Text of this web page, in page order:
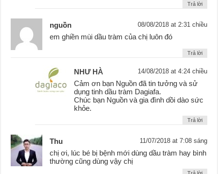
Trả lời
nguồn 08/08/2018 at 2:31 chiều
em ghiền mùi dầu tràm của chị luôn đó
Trả lời
NHƯ HÀ 14/08/2018 at 4:24 chiều
Cảm ơn bạn Nguồn đã tin tưởng và sử
dụng tinh dầu tràm Dagiafa.
Chúc bạn Nguồn và gia đình dồi dào sức
khỏe.
Trả lời
Thu 11/07/2018 at 7:08 sáng
chị ơi, lúc bé bị bệnh mới dùng dầu tràm hay bình
thường cũng dùng vậy chị
Trả lời